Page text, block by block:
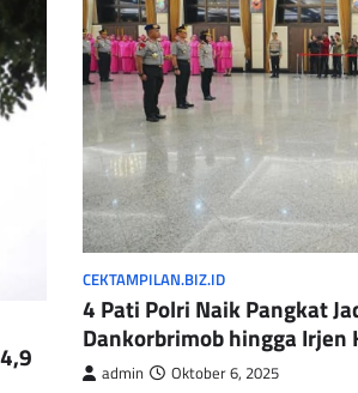
CEKTAMPILAN.BIZ.ID
4 Pati Polri Naik Pangkat
Dankorbrimob hingga Irjen
admin Oktober 6, 2025